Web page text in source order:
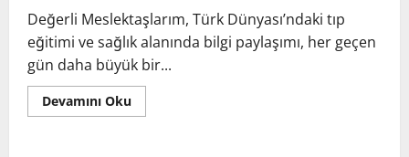
Değerli Meslektaşlarım, Türk Dünyası’ndaki tıp
eğitimi ve sağlık alanında bilgi paylaşımı, her geçen
gün daha büyük bir...
Devamını Oku
5
TÜRKTIP Kosova ile balkanlardaydık…
8 Nisan 2026
EMDATE 6 – 1. Ulusal Akademik Tıp